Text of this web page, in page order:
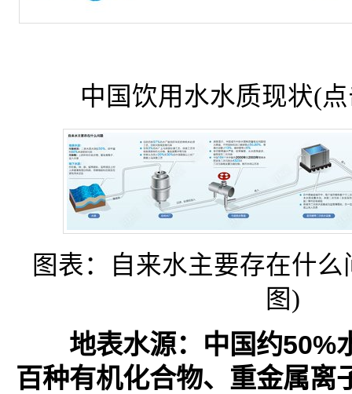
中国饮用水水质现状(
图表：自来水主要存在什
图)
地表水源：中国约50%
百种有机化合物、重金属离